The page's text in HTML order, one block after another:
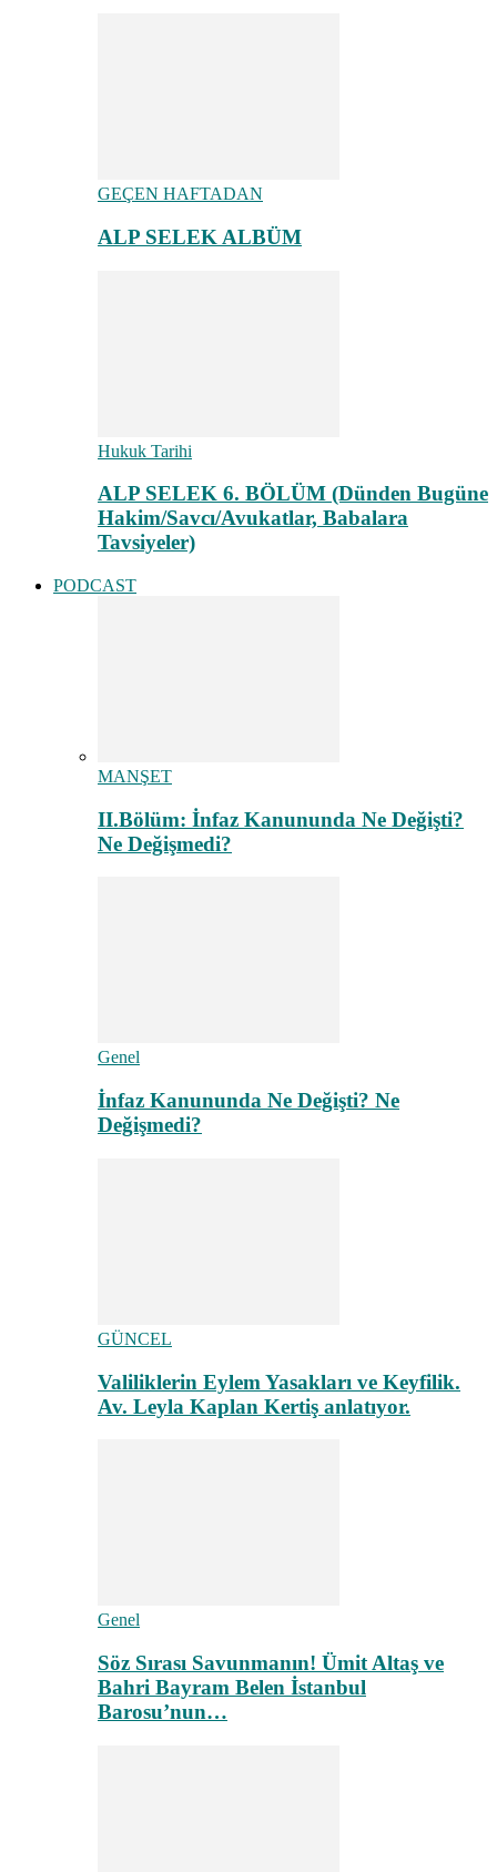
GEÇEN HAFTADAN
ALP SELEK ALBÜM
Hukuk Tarihi
ALP SELEK 6. BÖLÜM (Dünden Bugüne
Hakim/Savcı/Avukatlar, Babalara
Tavsiyeler)
PODCAST
MANŞET
II.Bölüm: İnfaz Kanununda Ne Değişti?
Ne Değişmedi?
Genel
İnfaz Kanununda Ne Değişti? Ne
Değişmedi?
GÜNCEL
Valiliklerin Eylem Yasakları ve Keyfilik.
Av. Leyla Kaplan Kertiş anlatıyor.
Genel
Söz Sırası Savunmanın! Ümit Altaş ve
Bahri Bayram Belen İstanbul
Barosu’nun…